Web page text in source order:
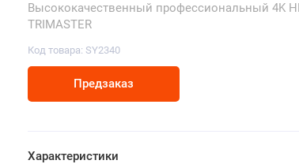
Высококачественный профессиональный 4K
TRIMASTER
Код товара: SY2340
Предзаказ
Характеристики